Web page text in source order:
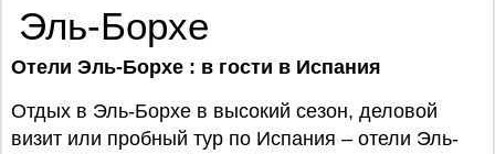
Эль-Борхе
Отели Эль-Борхе : в гости в Испания
Отдых в Эль-Борхе в высокий сезон, деловой
визит или пробный тур по Испания – отели Эль-